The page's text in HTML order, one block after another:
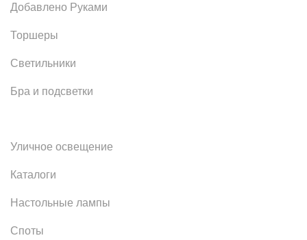
Добавлено Руками
Торшеры
Светильники
Бра и подсветки
Уличное освещение
Каталоги
Настольные лампы
Споты